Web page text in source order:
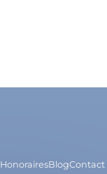
HonorairesBlogContact